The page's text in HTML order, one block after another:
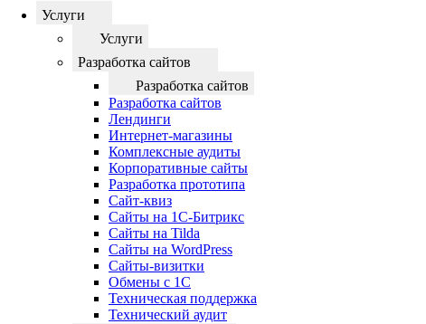
Услуги
Услуги
Разработка сайтов
Разработка сайтов
Разработка сайтов
Лендинги
Интернет-магазины
Комплексные аудиты
Корпоративные сайты
Разработка прототипа
Сайт-квиз
Сайты на 1С-Битрикс
Сайты на Tilda
Сайты на WordPress
Сайты-визитки
Обмены с 1С
Техническая поддержка
Технический аудит